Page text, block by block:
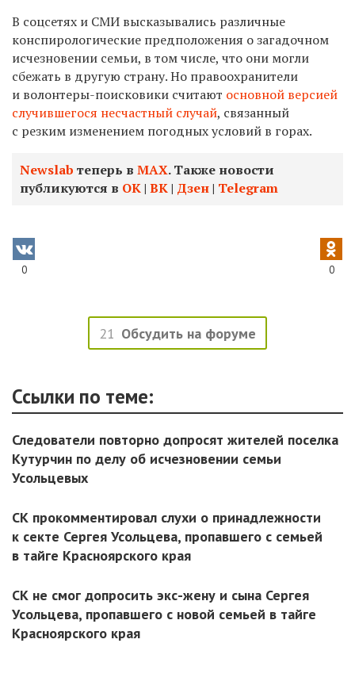
В соцсетях и СМИ высказывались различные
конспирологические предположения о загадочном
исчезновении семьи, в том числе, что они могли
сбежать в другую страну. Но правоохранители
и волонтеры-поисковики считают основной версией
случившегося несчастный случай, связанный
с резким изменением погодных условий в горах.
Newslab теперь в МАХ. Также новости
публикуются в ОК| ВК| Дзен| Telegram
0 0
21 Обсудить на форуме
Ссылки по теме:
Следователи повторно допросят жителей поселка
Кутурчин по делу об исчезновении семьи
Усольцевых
СК прокомментировал слухи о принадлежности
к секте Сергея Усольцева, пропавшего с семьей
в тайге Красноярского края
СК не смог допросить экс-жену и сына Сергея
Усольцева, пропавшего с новой семьей в тайге
Красноярского края